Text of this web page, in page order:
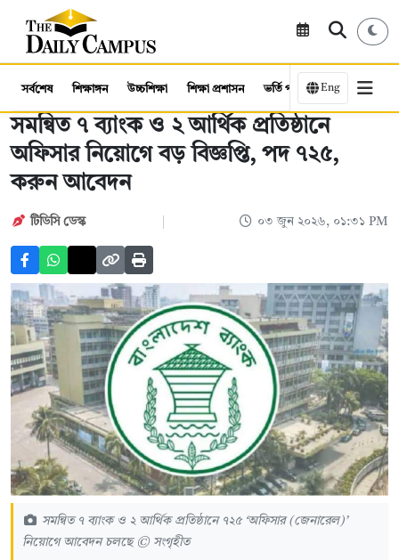
সর্বশেষ শিক্ষাঙ্গন উচ্চশিক্ষা শিক্ষা প্রশাসন ভর্তি পরীক্ষা কর্মসংস্থান
Eng
সমন্বিত ৭ ব্যাংক ও ২ আর্থিক প্রতিষ্ঠানে
অফিসার নিয়োগে বড় বিজ্ঞপ্তি, পদ ৭২৫,
করুন আবেদন
টিডিসি ডেস্ক ০৩ জুন ২০২৬, ০১:৩১ PM
সমন্বিত ৭ ব্যাংক ও ২ আর্থিক প্রতিষ্ঠানে ৭২৫ ‘অফিসার (জেনারেল)’
নিয়োগে আবেদন চলছে © সংগৃহীত